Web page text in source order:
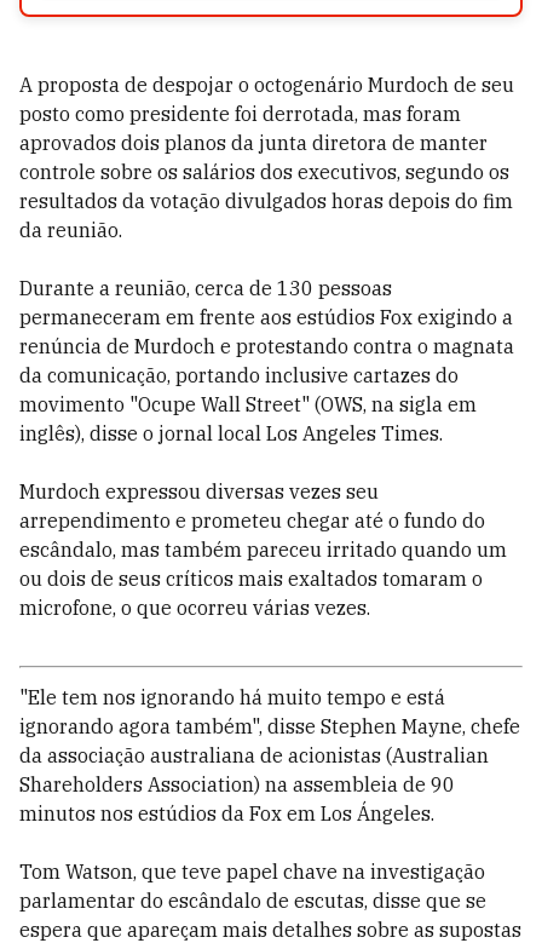
A proposta de despojar o octogenário Murdoch de seu
posto como presidente foi derrotada, mas foram
aprovados dois planos da junta diretora de manter
controle sobre os salários dos executivos, segundo os
resultados da votação divulgados horas depois do fim
da reunião.
Durante a reunião, cerca de 130 pessoas
permaneceram em frente aos estúdios Fox exigindo a
renúncia de Murdoch e protestando contra o magnata
da comunicação, portando inclusive cartazes do
movimento "Ocupe Wall Street" (OWS, na sigla em
inglês), disse o jornal local Los Angeles Times.
Murdoch expressou diversas vezes seu
arrependimento e prometeu chegar até o fundo do
escândalo, mas também pareceu irritado quando um
ou dois de seus críticos mais exaltados tomaram o
microfone, o que ocorreu várias vezes.
"Ele tem nos ignorando há muito tempo e está
ignorando agora também", disse Stephen Mayne, chefe
da associação australiana de acionistas (Australian
Shareholders Association) na assembleia de 90
minutos nos estúdios da Fox em Los Ángeles.
Tom Watson, que teve papel chave na investigação
parlamentar do escândalo de escutas, disse que se
espera que apareçam mais detalhes sobre as supostas